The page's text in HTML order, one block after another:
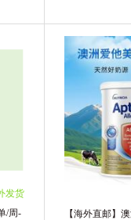
【DGZL】ddb
2罐装 ￥585(￥
发货
/周-
【海外直邮】